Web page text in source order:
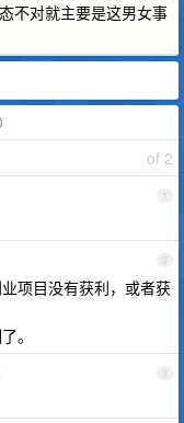
不对就主要是这男女事
of 2
1
2
项目没有获利，或者获
。
3